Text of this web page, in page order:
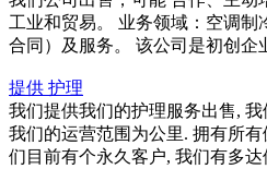
工业和贸易。 业务领域：空调制
合同）及服务。 该公司是初创企
提供 护理
我们提供我们的护理服务出售, 我
我们的运营范围为公里. 拥有所
们目前有个永久客户, 我们有多达